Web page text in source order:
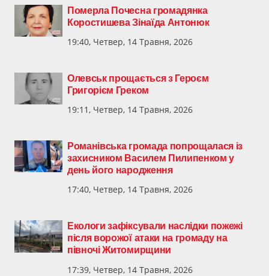
Померла Почесна громадянка
Коростишева Зінаїда Антонюк
19:40, Четвер, 14 Травня, 2026
Олевськ прощається з Героєм
Григорієм Греком
19:11, Четвер, 14 Травня, 2026
Романівська громада попрощалася із
захисником Василем Пилипенком у
день його народження
17:40, Четвер, 14 Травня, 2026
Екологи зафіксували наслідки пожежі
після ворожої атаки на громаду на
півночі Житомирщини
17:39, Четвер, 14 Травня, 2026